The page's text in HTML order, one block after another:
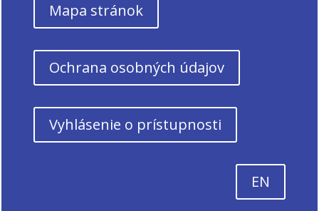
Mapa stránok
Ochrana osobných údajov
Vyhlásenie o prístupnosti
EN